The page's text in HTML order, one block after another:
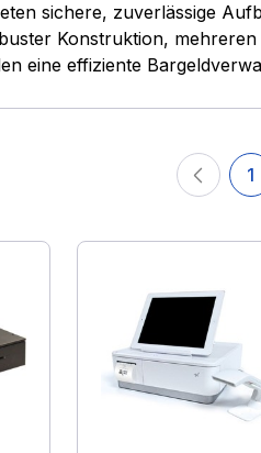
sichere, zuverlässige
Konstruktion,
eine effiziente
1